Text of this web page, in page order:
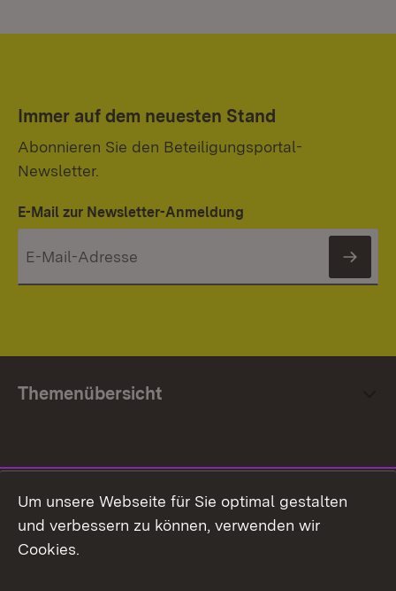
Immer auf dem neuesten Stand
Abonnieren Sie den Beteiligungsportal-
Newsletter.
E-Mail zur Newsletter-Anmeldung
Themenübersicht
Facebook
Um unsere Webseite für Sie optimal gestalten
und verbessern zu können, verwenden wir
Cookies.